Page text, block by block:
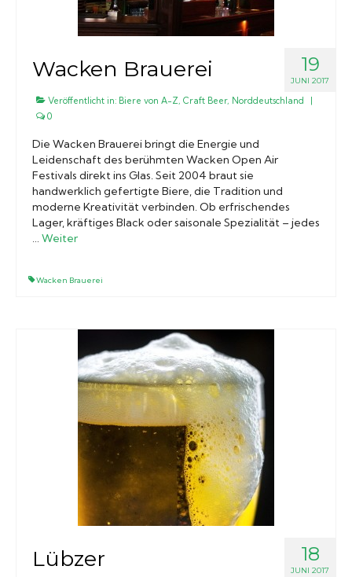
19
JUNI 2017
Wacken Brauerei
Veröffentlicht in: Biere von A-Z, Craft Beer, Norddeutschland
0
Die Wacken Brauerei bringt die Energie und
Leidenschaft des berühmten Wacken Open Air
Festivals direkt ins Glas. Seit 2004 braut sie
handwerklich gefertigte Biere, die Tradition und
moderne Kreativität verbinden. Ob erfrischendes
Lager, kräftiges Black oder saisonale Spezialität – jedes
… Weiter
Wacken Brauerei
18
JUNI 2017
Lübzer